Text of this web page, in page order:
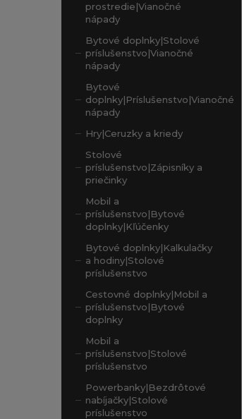
prostredie|Vianočné
nápady
Bytové doplnky|Stolové
príslušenstvo|Vianočné
nápady
Bytové
doplnky|Príslušenstvo|Vianočné
nápady
Hry|Ceruzky a kriedy
Stolové
príslušenstvo|Zápisníky a
priečinky
Mobil a
príslušenstvo|Bytové
doplnky|Kľúčenky
Bytové doplnky|Kalkulačky
a hodiny|Stolové
príslušenstvo
Cestovné doplnky|Mobil a
príslušenstvo|Bytové
doplnky
Mobil a
príslušenstvo|Stolové
príslušenstvo
Powerbanky|Bezdrôtové
nabíjačky|Stolové
príslušenstvo